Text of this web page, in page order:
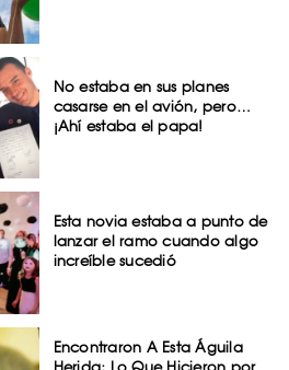
No estaba en sus planes
casarse en el avión, pero…
¡Ahí estaba el papa!
Esta novia estaba a punto de
lanzar el ramo cuando algo
increíble sucedió
Encontraron A Esta Águila